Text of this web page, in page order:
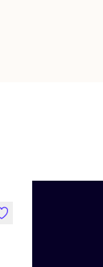
like